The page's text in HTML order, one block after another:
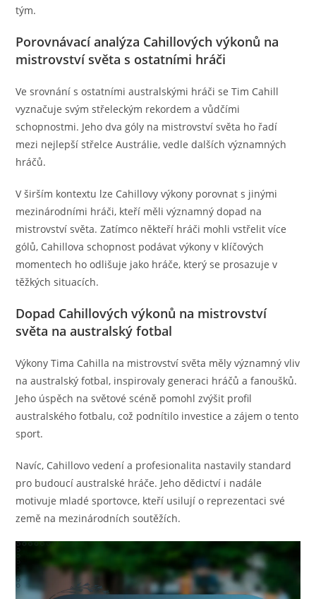
tým.
Porovnávací analýza Cahillových výkonů na
mistrovství světa s ostatními hráči
Ve srovnání s ostatními australskými hráči se Tim Cahill
vyznačuje svým střeleckým rekordem a vůdčími
schopnostmi. Jeho dva góly na mistrovství světa ho řadí
mezi nejlepší střelce Austrálie, vedle dalších významných
hráčů.
V širším kontextu lze Cahillovy výkony porovnat s jinými
mezinárodními hráči, kteří měli významný dopad na
mistrovství světa. Zatímco někteří hráči mohli vstřelit více
gólů, Cahillova schopnost podávat výkony v klíčových
momentech ho odlišuje jako hráče, který se prosazuje v
těžkých situacích.
Dopad Cahillových výkonů na mistrovství
světa na australský fotbal
Výkony Tima Cahilla na mistrovství světa měly významný vliv
na australský fotbal, inspirovaly generaci hráčů a fanoušků.
Jeho úspěch na světové scéně pomohl zvýšit profil
australského fotbalu, což podnítilo investice a zájem o tento
sport.
Navíc, Cahillovo vedení a profesionalita nastavily standard
pro budoucí australské hráče. Jeho dědictví i nadále
motivuje mladé sportovce, kteří usilují o reprezentaci své
země na mezinárodních soutěžích.